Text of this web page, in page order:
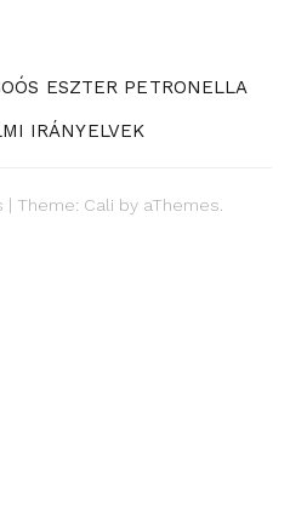
ESZTER PETRONELLA
IRÁNYELVEK
| Theme: Cali by aThemes.